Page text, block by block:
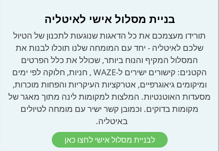
בניית מסלול אישי לאיטליה
תורידו מעצמכם את כל הדאגות שנוגעות לתכנון של הטיול
שלכם לאיטליה - יחד עם המומחה שלנו תוכלו לבנות את
המסלול המקיף והנוח ביותר, שכולל את כלל הפרטים
הקטנים: קישורים ישירים ל-WAZE , חניות, חלוקה לפי ימים
ומיקומים גיאוגרפיים, אטרקציות העיקריות והפחות מוכרות,
מסעדות האוטנטיות. המלצות למקומות לינה מתוך מאגר של
מקומות בדוקים. וכמובן קשר ישיר עם מומחה לטיולים
באיטליה.
לבניית מסלול אישי לחצו כאן